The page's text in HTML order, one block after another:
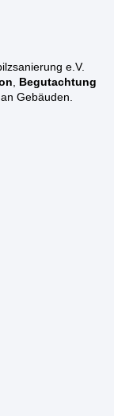
e.V.
Begutachtung
Gebäuden.